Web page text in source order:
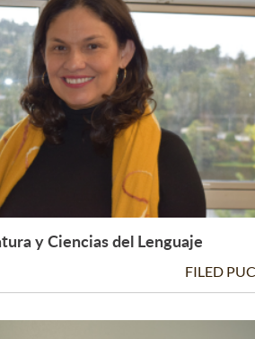
Leer Más +
y Ciencias del Lenguaje
FILED